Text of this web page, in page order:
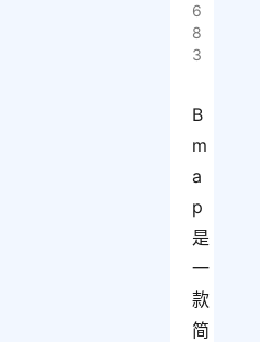
6
8
3
B
m
a
p
是
一
款
简